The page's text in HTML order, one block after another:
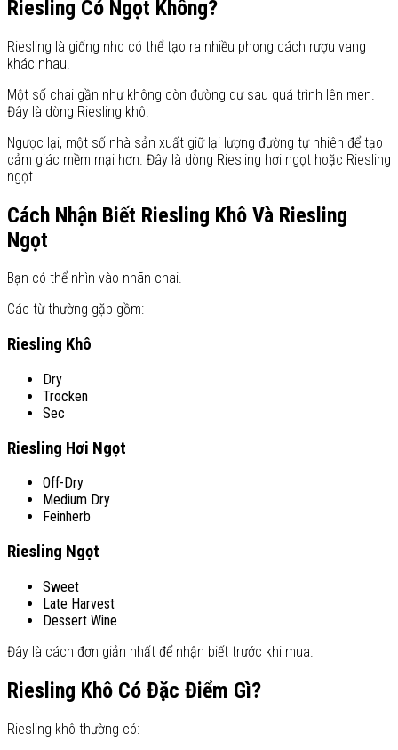
Riesling Có Ngọt Không?
Riesling là giống nho có thể tạo ra nhiều phong cách rượu vang
khác nhau.
Một số chai gần như không còn đường dư sau quá trình lên men.
Đây là dòng Riesling khô.
Ngược lại, một số nhà sản xuất giữ lại lượng đường tự nhiên để tạo
cảm giác mềm mại hơn. Đây là dòng Riesling hơi ngọt hoặc Riesling
ngọt.
Cách Nhận Biết Riesling Khô Và Riesling
Ngọt
Bạn có thể nhìn vào nhãn chai.
Các từ thường gặp gồm:
Riesling Khô
Dry
Trocken
Sec
Riesling Hơi Ngọt
Off-Dry
Medium Dry
Feinherb
Riesling Ngọt
Sweet
Late Harvest
Dessert Wine
Đây là cách đơn giản nhất để nhận biết trước khi mua.
Riesling Khô Có Đặc Điểm Gì?
Riesling khô thường có: